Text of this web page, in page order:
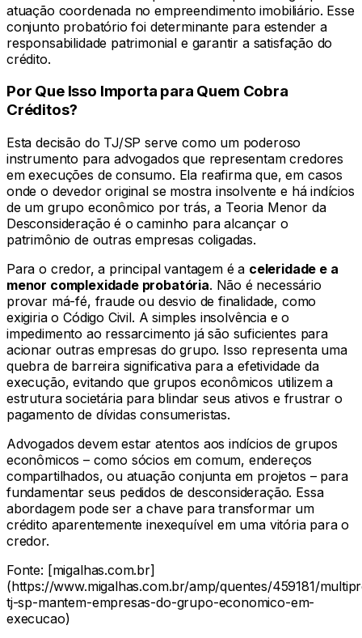
atuação coordenada no empreendimento imobiliário. Esse
conjunto probatório foi determinante para estender a
responsabilidade patrimonial e garantir a satisfação do
crédito.
Por Que Isso Importa para Quem Cobra
Créditos?
Esta decisão do TJ/SP serve como um poderoso
instrumento para advogados que representam credores
em execuções de consumo. Ela reafirma que, em casos
onde o devedor original se mostra insolvente e há indícios
de um grupo econômico por trás, a Teoria Menor da
Desconsideração é o caminho para alcançar o
patrimônio de outras empresas coligadas.
Para o credor, a principal vantagem é a celeridade e a
menor complexidade probatória. Não é necessário
provar má-fé, fraude ou desvio de finalidade, como
exigiria o Código Civil. A simples insolvência e o
impedimento ao ressarcimento já são suficientes para
acionar outras empresas do grupo. Isso representa uma
quebra de barreira significativa para a efetividade da
execução, evitando que grupos econômicos utilizem a
estrutura societária para blindar seus ativos e frustrar o
pagamento de dívidas consumeristas.
Advogados devem estar atentos aos indícios de grupos
econômicos – como sócios em comum, endereços
compartilhados, ou atuação conjunta em projetos – para
fundamentar seus pedidos de desconsideração. Essa
abordagem pode ser a chave para transformar um
crédito aparentemente inexequível em uma vitória para o
credor.
Fonte: [migalhas.com.br]
(https://www.migalhas.com.br/amp/quentes/459181/
tj-sp-mantem-empresas-do-grupo-economico-em-
execucao)